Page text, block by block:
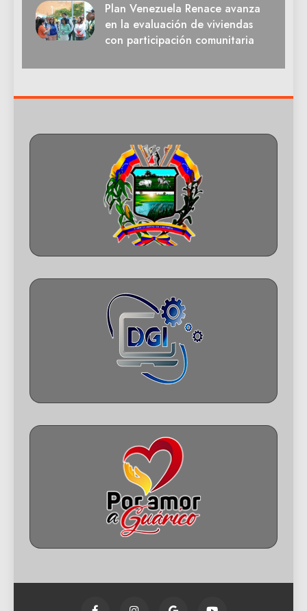
Plan Venezuela Renace avanza
en la evaluación de viviendas
con participación comunitaria